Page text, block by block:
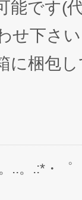
能です(
せ下さ
に梱包
..。.:*・